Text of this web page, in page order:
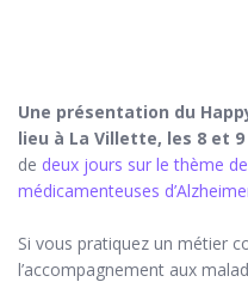
Une présentation du
lieu à La Villette, les 8 et
de deux jours sur le thème
médicamenteuses
Si vous pratiquez un métier
l’accompagnement aux